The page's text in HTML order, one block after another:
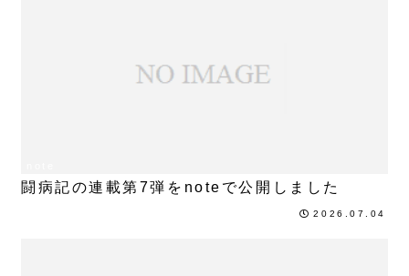
闘病記の連載第7弾をnoteで公開しました
2026.07.04